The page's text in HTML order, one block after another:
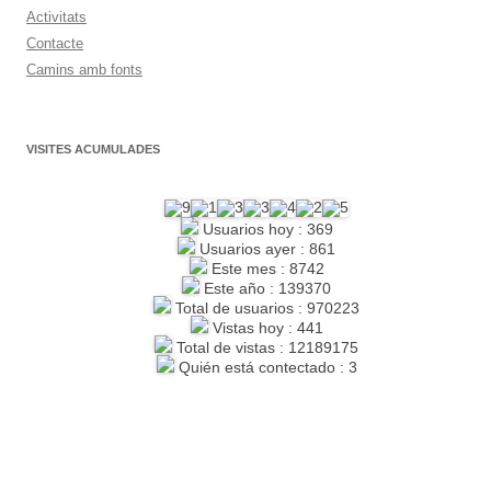
Activitats
Contacte
Camins amb fonts
VISITES ACUMULADES
Usuarios hoy : 369
Usuarios ayer : 861
Este mes : 8742
Este año : 139370
Total de usuarios : 970223
Vistas hoy : 441
Total de vistas : 12189175
Quién está contectado : 3